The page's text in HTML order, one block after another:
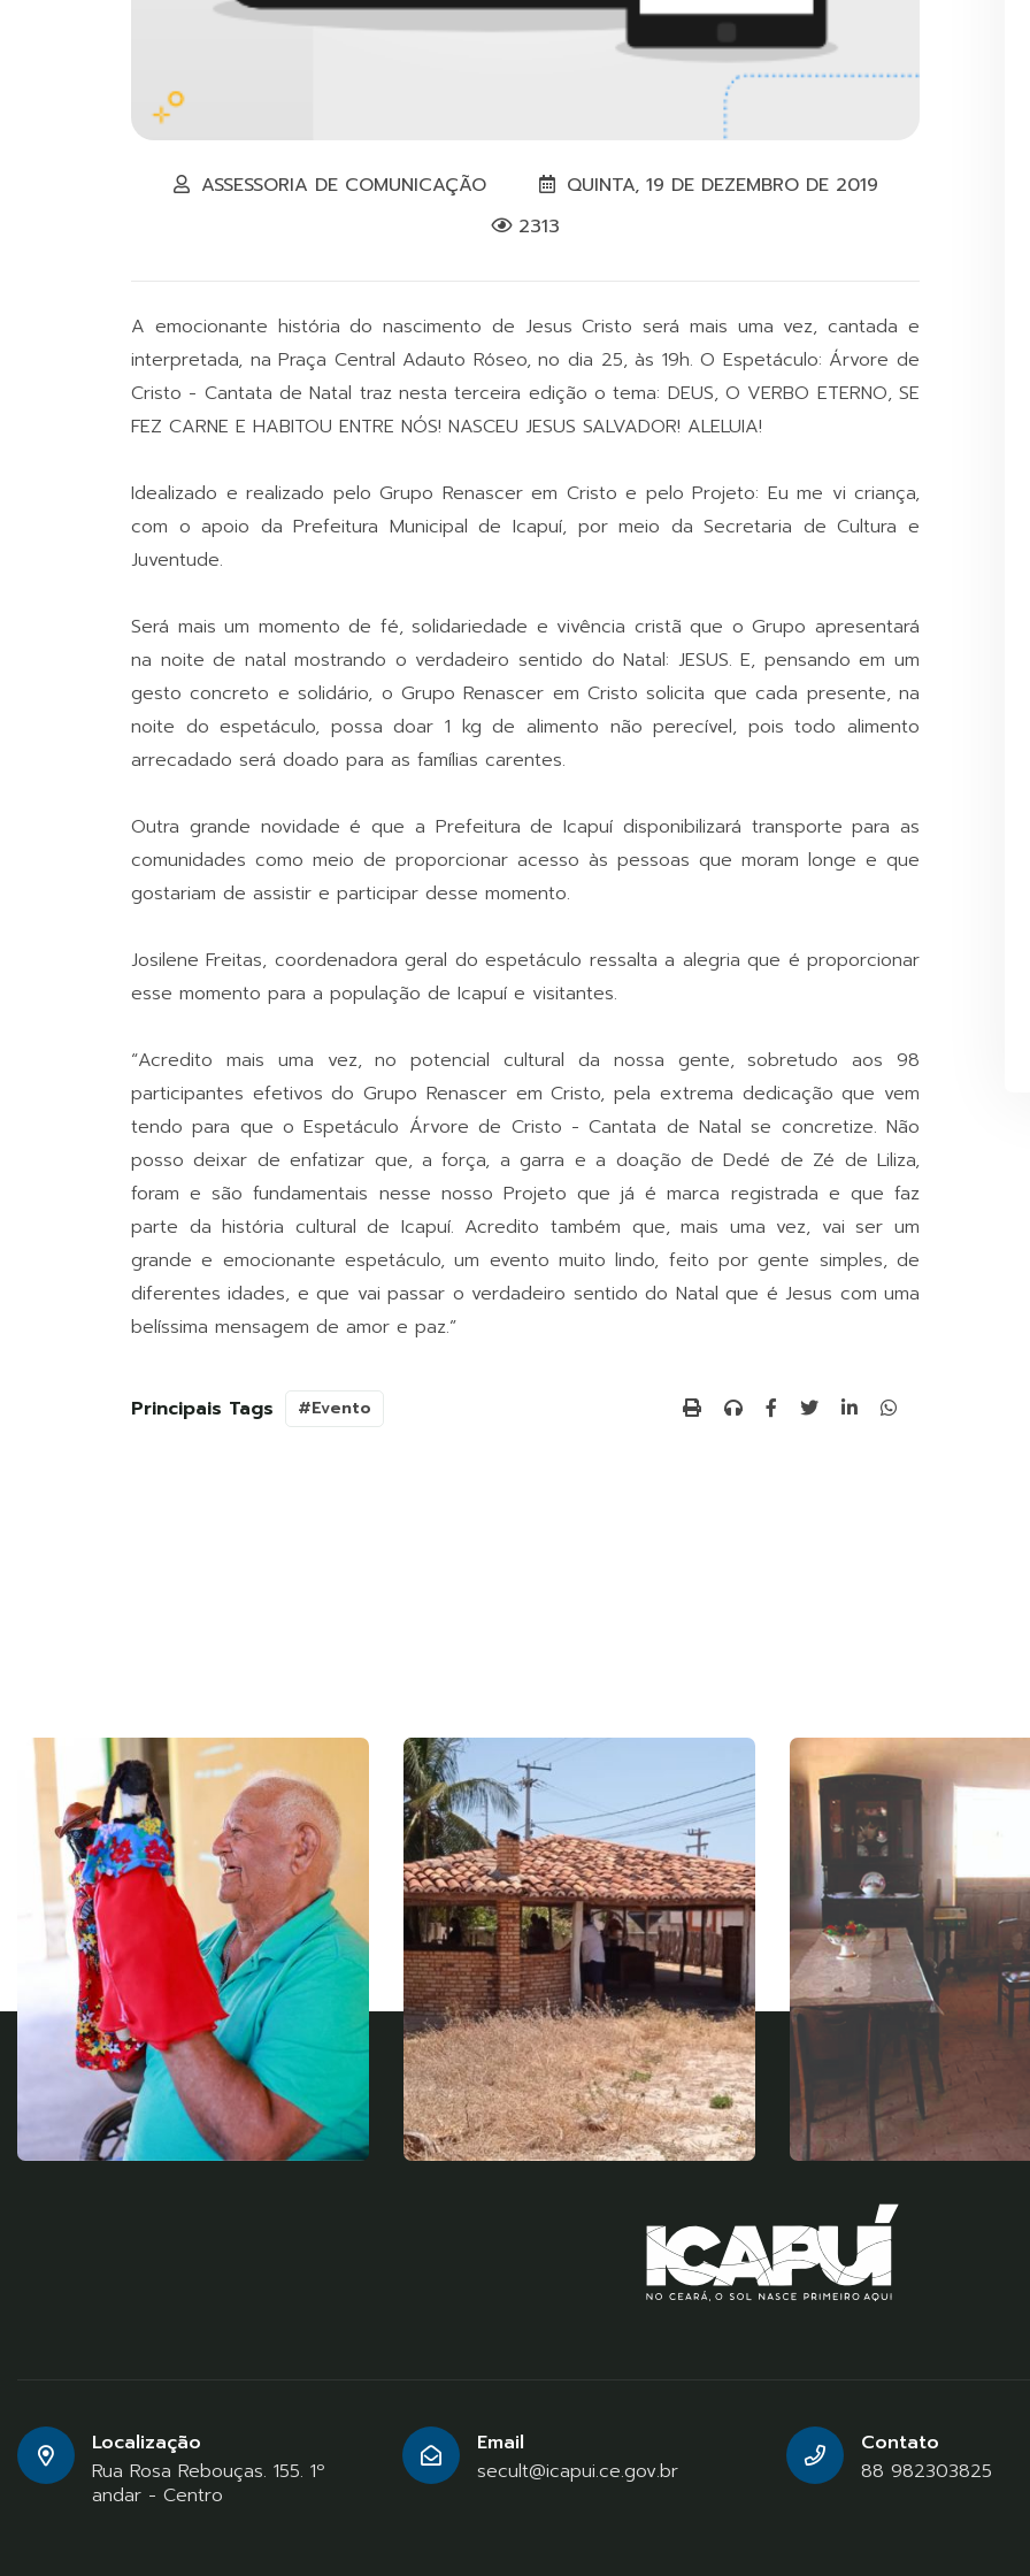
ASSESSORIA DE COMUNICAÇÃO
QUINTA, 19 DE DEZEMBRO DE 2019
2313
A emocionante história do nascimento de Jesus Cristo será mais uma vez, cantada e
interpretada, na Praça Central Adauto Róseo, no dia 25, às 19h. O Espetáculo: Árvore de
Cristo - Cantata de Natal traz nesta terceira edição o tema: DEUS, O VERBO ETERNO, SE
FEZ CARNE E HABITOU ENTRE NÓS! NASCEU JESUS SALVADOR! ALELUIA!
Idealizado e realizado pelo Grupo Renascer em Cristo e pelo Projeto: Eu me vi criança,
com o apoio da Prefeitura Municipal de Icapuí, por meio da Secretaria de Cultura e
Juventude.
Será mais um momento de fé, solidariedade e vivência cristã que o Grupo apresentará
na noite de natal mostrando o verdadeiro sentido do Natal: JESUS. E, pensando em um
gesto concreto e solidário, o Grupo Renascer em Cristo solicita que cada presente, na
noite do espetáculo, possa doar 1 kg de alimento não perecível, pois todo alimento
arrecadado será doado para as famílias carentes.
Outra grande novidade é que a Prefeitura de Icapuí disponibilizará transporte para as
comunidades como meio de proporcionar acesso às pessoas que moram longe e que
gostariam de assistir e participar desse momento.
Josilene Freitas, coordenadora geral do espetáculo ressalta a alegria que é proporcionar
esse momento para a população de Icapuí e visitantes.
“Acredito mais uma vez, no potencial cultural da nossa gente, sobretudo aos 98
participantes efetivos do Grupo Renascer em Cristo, pela extrema dedicação que vem
tendo para que o Espetáculo Árvore de Cristo - Cantata de Natal se concretize. Não
posso deixar de enfatizar que, a força, a garra e a doação de Dedé de Zé de Liliza,
foram e são fundamentais nesse nosso Projeto que já é marca registrada e que faz
parte da história cultural de Icapuí. Acredito também que, mais uma vez, vai ser um
grande e emocionante espetáculo, um evento muito lindo, feito por gente simples, de
diferentes idades, e que vai passar o verdadeiro sentido do Natal que é Jesus com uma
belíssima mensagem de amor e paz.”
Principais Tags #Evento
Localização
Rua Rosa Rebouças. 155. 1º
andar - Centro
Email
secult@icapui.ce.gov.br
Contato
88 982303825